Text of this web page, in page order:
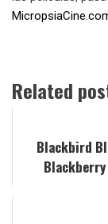
Related
Blackbird
Blackberry